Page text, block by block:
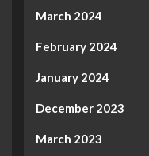
March 2024
February 2024
January 2024
December 2023
March 2023